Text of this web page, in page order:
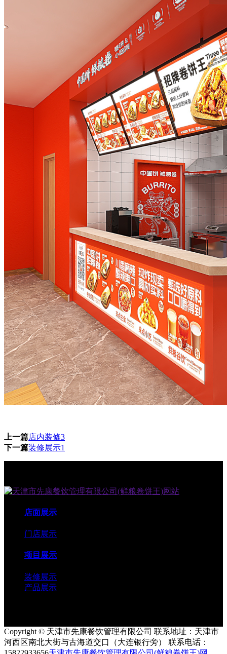
上一篇店内装修3
下一篇装修展示1
店面展示
门店展示
项目展示
装修展示
产品展示
Copyright © 天津市先康餐饮管理有限公司 联系地址：天津市
河西区南北大街与古海道交口（大连银行旁） 联系电话：